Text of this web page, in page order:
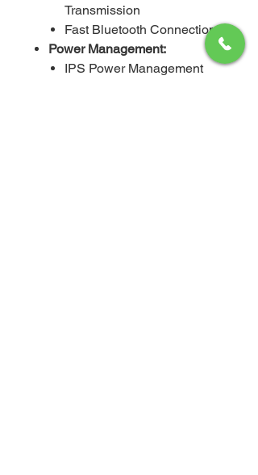
Transmission
Fast Bluetooth Connection
Power Management:
IPS Power Management